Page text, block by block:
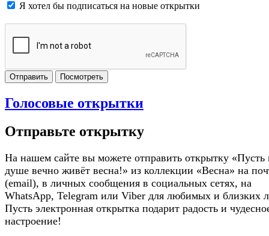
Я хотел бы подписаться на новые открытки
Отправить Посмотреть
Голосовые открытки
Отправьте открытку
На нашем сайте вы можете отправить открытку «Пусть
душе вечно живёт весна!» из коллекции «Весна» на
(email), в личных сообщения в социальных сетях, на
WhatsApp, Telegram или Viber для любимых и близких
Пусть электронная открытка подарит радость и
настроение!